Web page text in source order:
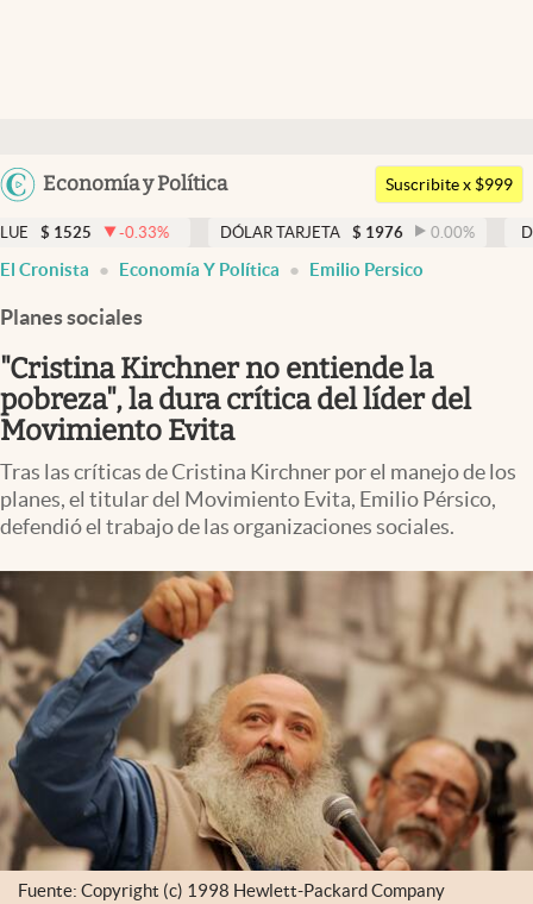
Argentina
Economía y Política
Members
Economía y Política
Finanzas y Mercados
Mercados Online
Negocios
Columnistas
Apertura
Clima
Mundial 2026
Eventos Corporativos
El Cronista Studio
Mediakit
abre en nueva pestaña
Argentina
Suscribite x $999
-0.33% DÓLAR TARJETA $ 1976 0.00% DÓLAR MEP
El Cronista Economía Y Política Emilio Persico
Planes sociales
"Cristina Kirchner no entiende la
pobreza", la dura crítica del líder del
Movimiento Evita
Tras las críticas de Cristina Kirchner por el manejo de los
planes, el titular del Movimiento Evita, Emilio Pérsico,
defendió el trabajo de las organizaciones sociales.
Fuente: Copyright (c) 1998 Hewlett-Packard Company